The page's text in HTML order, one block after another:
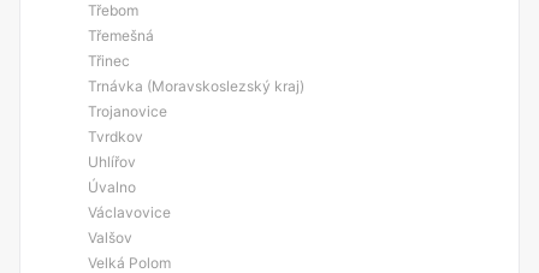
Třebom
Třemešná
Třinec
Trnávka (Moravskoslezský kraj)
Trojanovice
Tvrdkov
Uhlířov
Úvalno
Václavovice
Valšov
Velká Polom